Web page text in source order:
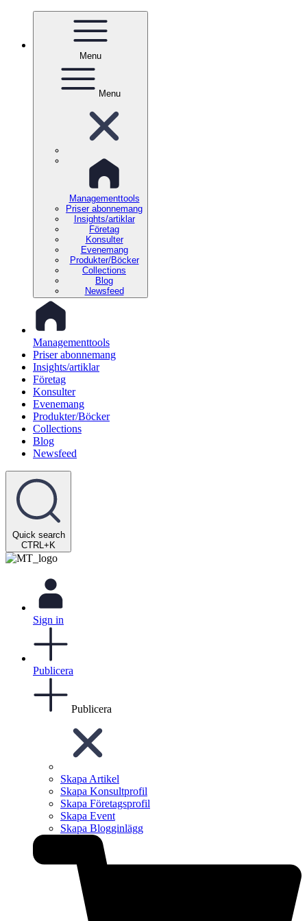
Menu
Menu
Managementtools
Priser abonnemang
Insights/artiklar
Företag
Konsulter
Evenemang
Produkter/Böcker
Collections
Blog
Newsfeed
Managementtools
Priser abonnemang
Insights/artiklar
Företag
Konsulter
Evenemang
Produkter/Böcker
Collections
Blog
Newsfeed
Quick search
CTRL+K
Sign in
Publicera
Publicera
Skapa Artikel
Skapa Konsultprofil
Skapa Företagsprofil
Skapa Event
Skapa Blogginlägg